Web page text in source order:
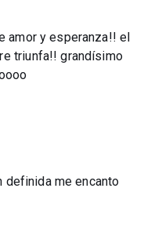
amor y esperanza!! el
triunfa!! grandísimo
definida me encanto